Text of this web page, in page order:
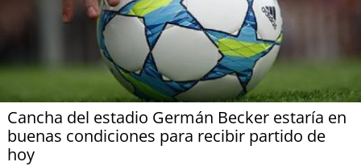
Cancha del estadio Germán Becker estaría en
buenas condiciones para recibir partido de
hoy